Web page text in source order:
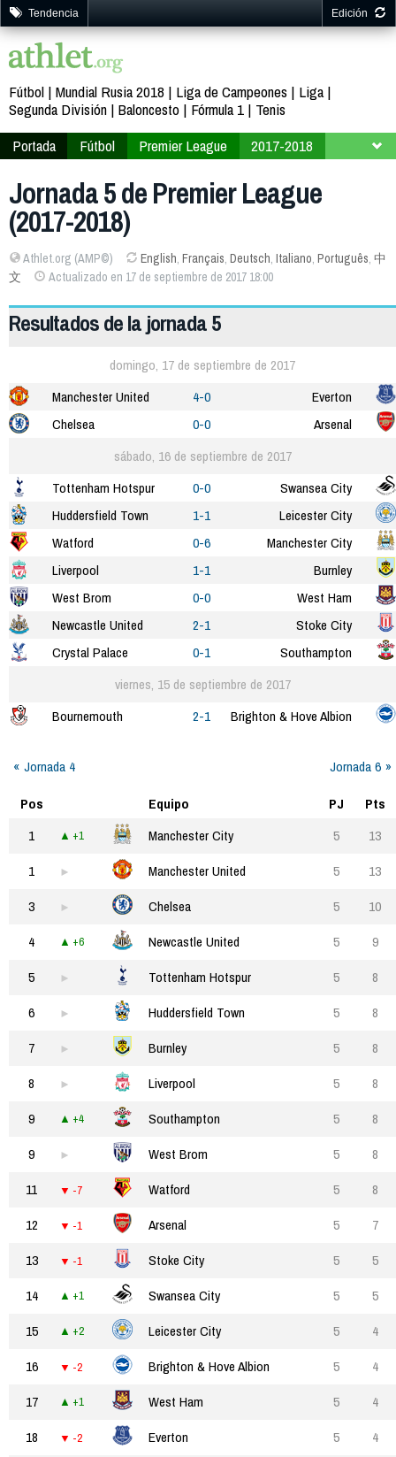
Tendencia Edición
Fútbol Mundial Rusia 2018 Liga de Campeones
Liga
Segunda División Baloncesto Fórmula 1
Tenis
Portada
Fútbol Premier League
2017-2018
Jornada 5 de Premier League
(2017-2018)
Athlet.org (AMP©) English, Français, Deutsch, Italiano, Português, 中
文
Actualizado en 17 de septiembre de 2017 18:00
Resultados de la jornada 5
domingo, 17 de septiembre de 2017
Manchester United
4-0
Everton
Chelsea
0-0
Arsenal
sábado, 16 de septiembre de 2017
Tottenham Hotspur
0-0
Swansea City
Huddersfield Town
1-1
Leicester City
Watford
0-6
Manchester City
Liverpool
1-1
Burnley
West Brom
0-0
West Ham
Newcastle United
2-1
Stoke City
Crystal Palace
0-1
Southampton
viernes, 15 de septiembre de 2017
Bournemouth
2-1 Brighton & Hove Albion
Jornada 4 Jornada 6
Pos Equipo PJ
Pts
1
+1 Manchester City 5
13
1
Manchester United 5
13
3
Chelsea 5
10
4
+6 Newcastle United 5
9
5
Tottenham Hotspur 5
8
6
Huddersfield Town 5
8
7
Burnley 5
8
8
Liverpool 5
8
9
+4 Southampton 5
8
9
West Brom 5
8
11
-7 Watford 5
8
12
-1 Arsenal 5
7
13
-1 Stoke City 5
5
14
+1 Swansea City 5
5
15
+2 Leicester City 5
4
16
-2 Brighton & Hove Albion 5
4
17
+1 West Ham 5
4
18
-2 Everton 5
4